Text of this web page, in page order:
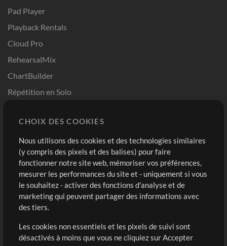
Pad Player
Playback Rentals
Cloud Pro
RehearsalMix
ChartBuilder
Répétition en Solo
Modèles ProPresenter
Sons
Boutique
Acheter des crédits
Contenu gratuit
Demander les pistes
Extras
Compte
Connexion
S'inscrire
CHOIX DES COOKIES
Nous utilisons des cookies et des technologies similaires
(y compris des pixels et des balises) pour faire
fonctionner notre site web, mémoriser vos préférences,
mesurer les performances du site et - uniquement si vous
le souhaitez - activer des fonctions d'analyse et de
marketing qui peuvent partager des informations avec
des tiers.
Les cookies non essentiels et les pixels de suivi sont
désactivés à moins que vous ne cliquiez sur Accepter